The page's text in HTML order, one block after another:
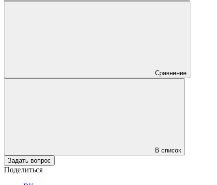
Сравнение
В список
Задать вопрос
Поделиться